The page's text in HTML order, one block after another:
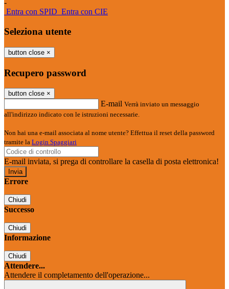
-
Entra con SPID Entra con CIE
Seleziona utente
button close ×
Recupero password
button close ×
E-mail Verrà inviato un messaggio
all'indirizzo indicato con le istruzioni necessarie.
Non hai una e-mail associata al nome utente? Effettua il reset della password
tramite la Login Spaggiari
E-mail inviata, si prega di controllare la casella di posta elettronica!
Errore
Chiudi
Successo
Chiudi
Informazione
Chiudi
Attendere...
Attendere il completamento dell'operazione...